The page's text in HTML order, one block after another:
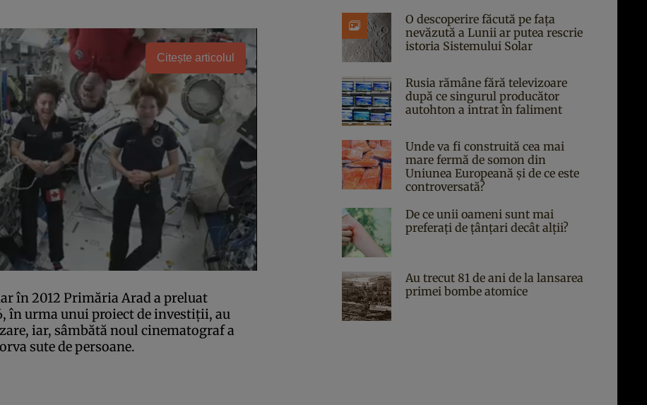
Citește articolul
în 2012 Primăria Arad a preluat
în urma unui proiect de investiţii, au
iar, sâmbătă noul cinematograf a
sute de persoane.
O descoperire făcută pe fața
nevăzută a Lunii ar putea rescrie
istoria Sistemului Solar
Rusia rămâne fără televizoare
după ce singurul producător
autohton a intrat în faliment
Unde va fi construită cea mai
mare fermă de somon din
Uniunea Europeană și de ce este
controversată?
De ce unii oameni sunt mai
preferați de țânțari decât alții?
Au trecut 81 de ani de la lansarea
primei bombe atomice